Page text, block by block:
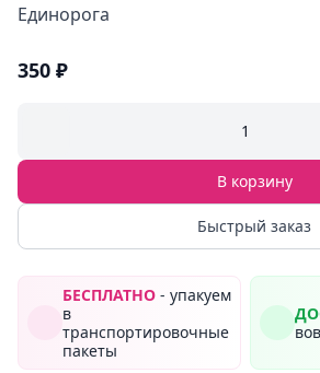
Единорога
350 ₽
1
В корзину
Быстрый заказ
БЕСПЛАТНО - упакуем
в
транспортировочные
пакеты